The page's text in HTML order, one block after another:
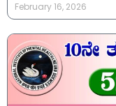
February 16, 2026